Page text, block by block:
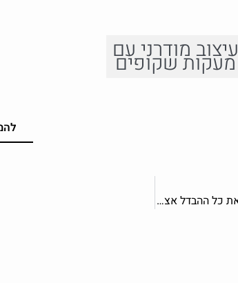
עיצוב מודרני עם
מעקות שקופים
מחיצת זכוכית שיכולה לעשות את כל ההבדל אצלכם